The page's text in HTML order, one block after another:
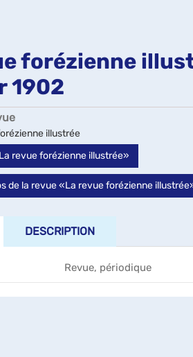
forézienne
1902
illustrée
revue forézienne illustrée»
de la revue «La revue forézienne
DESCRIPTION
Revue, périodique